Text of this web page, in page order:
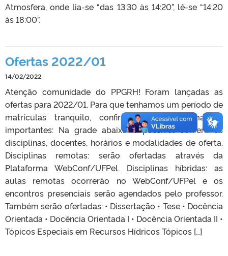
Atmosfera, onde lia-se “das 13:30 às 14:20”, lê-se “14:20
às 18:00”.
Ofertas 2022/01
14/02/2022
Atenção comunidade do PPGRH! Foram lançadas as
ofertas para 2022/01. Para que tenhamos um período de
matrículas tranquilo, confira algumas informações
importantes: Na grade abaixo é possível conferir as
disciplinas, docentes, horários e modalidades de oferta.
Disciplinas remotas: serão ofertadas através da
Plataforma WebConf/UFPel. Disciplinas híbridas: as
aulas remotas ocorrerão no WebConf/UFPel e os
encontros presenciais serão agendados pelo professor.
Também serão ofertadas: • Dissertação • Tese • Docência
Orientada • Docência Orientada I • Docência Orientada II •
Tópicos Especiais em Recursos Hídricos Tópicos […]